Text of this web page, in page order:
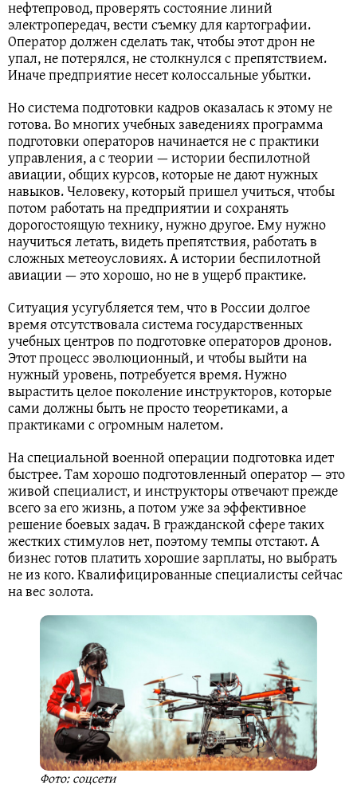
нефтепровод, проверять состояние линий
электропередач, вести съемку для картографии.
Оператор должен сделать так, чтобы этот дрон не
упал, не потерялся, не столкнулся с препятствием.
Иначе предприятие несет колоссальные убытки.
Но система подготовки кадров оказалась к этому не
готова. Во многих учебных заведениях программа
подготовки операторов начинается не с практики
управления, а с теории — истории беспилотной
авиации, общих курсов, которые не дают нужных
навыков. Человеку, который пришел учиться, чтобы
потом работать на предприятии и сохранять
дорогостоящую технику, нужно другое. Ему нужно
научиться летать, видеть препятствия, работать в
сложных метеоусловиях. А истории беспилотной
авиации — это хорошо, но не в ущерб практике.
Ситуация усугубляется тем, что в России долгое
время отсутствовала система государственных
учебных центров по подготовке операторов дронов.
Этот процесс эволюционный, и чтобы выйти на
нужный уровень, потребуется время. Нужно
вырастить целое поколение инструкторов, которые
сами должны быть не просто теоретиками, а
практиками с огромным налетом.
На специальной военной операции подготовка идет
быстрее. Там хорошо подготовленный оператор — это
живой специалист, и инструкторы отвечают прежде
всего за его жизнь, а потом уже за эффективное
решение боевых задач. В гражданской сфере таких
жестких стимулов нет, поэтому темпы отстают. А
бизнес готов платить хорошие зарплаты, но выбрать
не из кого. Квалифицированные специалисты сейчас
на вес золота.
Фото: соцсети